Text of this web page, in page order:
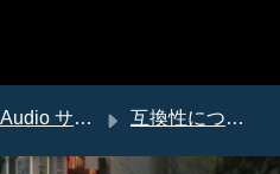
サポート 互換性について